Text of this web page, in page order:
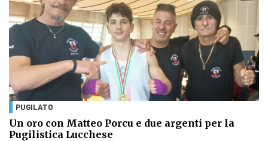
PUGILATO
Un oro con Matteo Porcu e due argenti per la
Pugilistica Lucchese